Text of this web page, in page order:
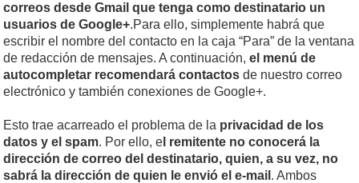
correos desde Gmail que tenga como destinatario un
usuarios de Google+.Para ello, simplemente habrá que
escribir el nombre del contacto en la caja “Para” de la ventana
de redacción de mensajes. A continuación, el menú de
autocompletar recomendará contactos de nuestro correo
electrónico y también conexiones de Google+.
Esto trae acarreado el problema de la privacidad de los
datos y el spam. Por ello, e l remitente no conocerá la
dirección de correo del destinatario, quien, a su vez, no
sabrá la dirección de quien le envió el e-mail . Ambos